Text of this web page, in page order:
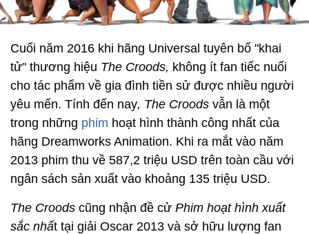
Cuối năm 2016 khi hãng Universal tuyên bố "khai
tử" thương hiệu The Croods, không ít fan tiếc nuối
cho tác phẩm về gia đình tiền sử được nhiều người
yêu mến. Tính đến nay, The Croods vẫn là một
trong những phim hoạt hình thành công nhất của
hãng Dreamworks Animation. Khi ra mắt vào năm
2013 phim thu về 587,2 triệu USD trên toàn cầu với
ngân sách sản xuất vào khoảng 135 triệu USD.
The Croods cũng nhận đề cử Phim hoạt hình xuất
sắc nhất tại giải Oscar 2013 và sở hữu lượng fan